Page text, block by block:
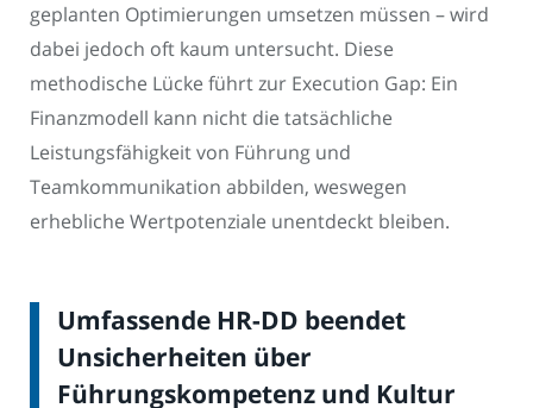
geplanten Optimierungen umsetzen müssen – wird
dabei jedoch oft kaum untersucht. Diese
methodische Lücke führt zur Execution Gap: Ein
Finanzmodell kann nicht die tatsächliche
Leistungsfähigkeit von Führung und
Teamkommunikation abbilden, weswegen
erhebliche Wertpotenziale unentdeckt bleiben.
Umfassende HR-DD beendet
Unsicherheiten über
Führungskompetenz und Kultur